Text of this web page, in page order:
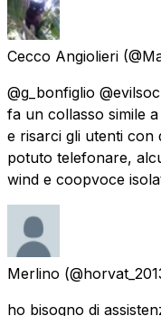
Cecco Angiolieri
@g_bonfiglio
fa un collasso simile
e risarci gli utenti
potuto telefonare,
wind e coopvoce
Merlino
ho bisogno di